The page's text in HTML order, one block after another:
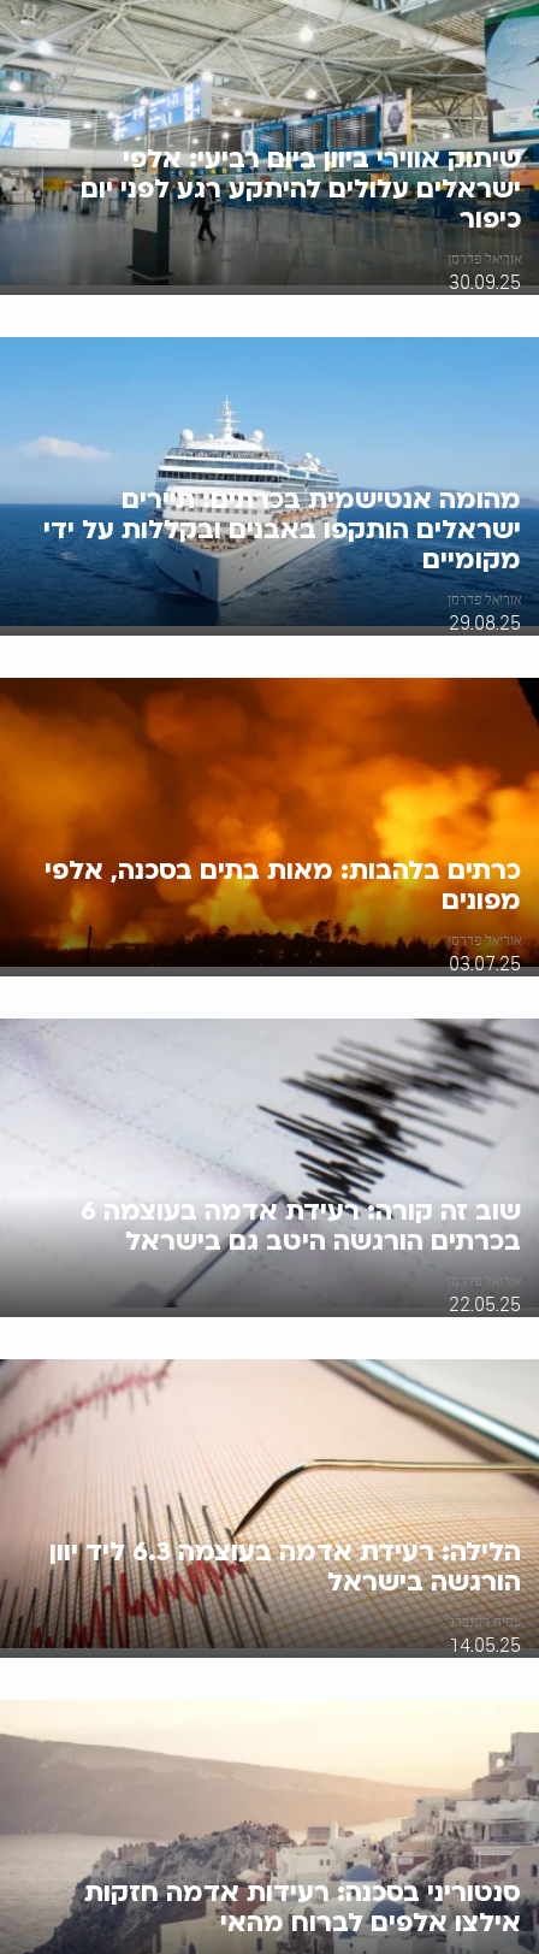
שיתוק אווירי ביוון ביום רביעי: אלפי
ישראלים עלולים להיתקע רגע לפני יום
כיפור
אוריאל פדרמן
30.09.25
מהומה אנטישמית בכרתים: תיירים
ישראלים הותקפו באבנים ובקללות על ידי
מקומיים
אוריאל פדרמן
29.08.25
כרתים בלהבות: מאות בתים בסכנה, אלפי
מפונים
אוריאל פדרמן
03.07.25
שוב זה קורה: רעידת אדמה בעוצמה 6
בכרתים הורגשה היטב גם בישראל
אוריאל פדרמן
22.05.25
הלילה: רעידת אדמה בעוצמה 6.3 ליד יוון
הורגשה בישראל
עמית רוזנברג
14.05.25
סנטוריני בסכנה: רעידות אדמה חזקות
אילצו אלפים לברוח מהאי